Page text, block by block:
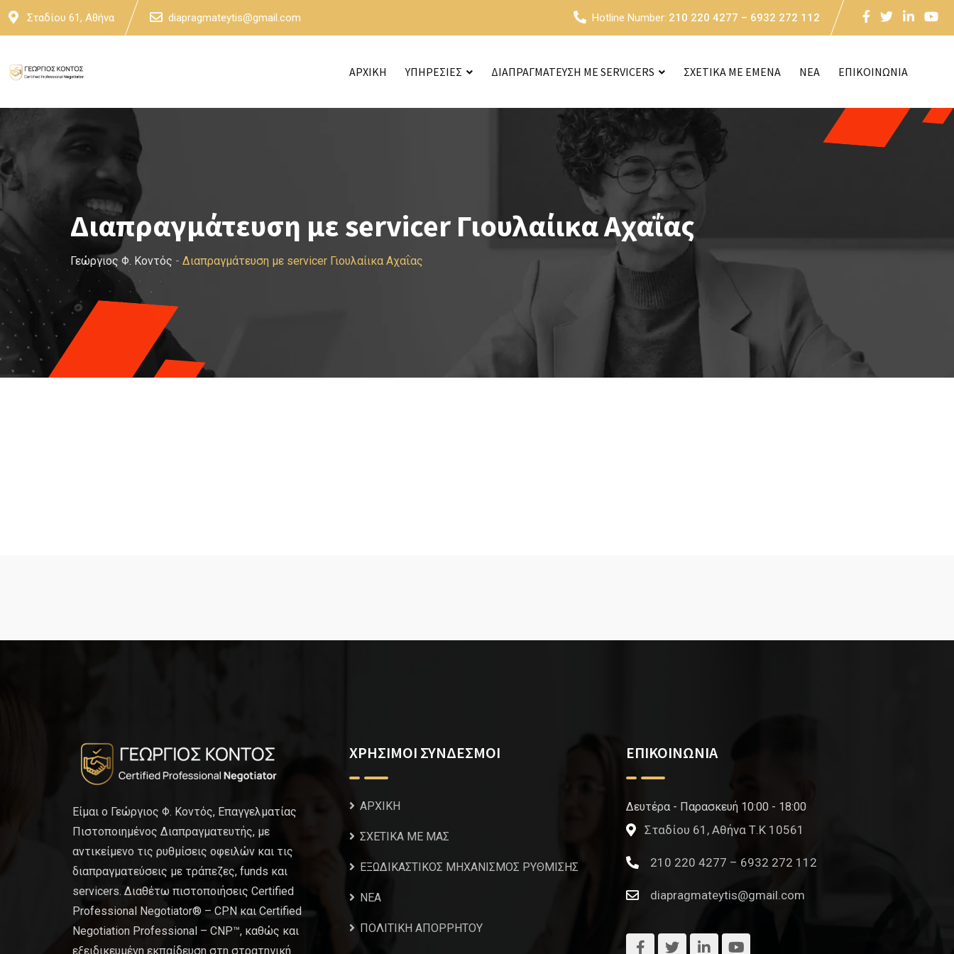
Skip
Σταδίου 61, Αθήνα diapragmateytis@gmail.com Hotline Number: 210 220 4277 – 6932 272 112
ΑΡΧΙΚΗ ΥΠΗΡΕΣΙΕΣ ΔΙΑΠΡΑΓΜΑΤΕΥΣΗ ΜΕ SERVICERS ΣΧΕΤΙΚΑ ΜΕ ΕΜΕΝΑ NEA ΕΠΙΚΟΙΝΩΝΙΑ
Διαπραγμάτευση με servicer Γιουλαίικα Αχαΐας
Γεώργιος Φ. Κοντός - Διαπραγμάτευση με servicer Γιουλαίικα Αχαΐας
Είμαι ο Γεώργιος Φ. Κοντός, Επαγγελματίας
Πιστοποιημένος Διαπραγματευτής, με
αντικείμενο τις ρυθμίσεις οφειλών και τις
διαπραγματεύσεις με τράπεζες, funds και
servicers. Διαθέτω πιστοποιήσεις Certified
Professional Negotiator® – CPN και Certified
Negotiation Professional – CNP™, καθώς και
εξειδικευμένη εκπαίδευση στη στρατηγική
ΧΡΗΣΙΜΟΙ ΣΥΝΔΕΣΜΟΙ
ΑΡΧΙΚΗ
ΣΧΕΤΙΚΑ ΜΕ ΜΑΣ
ΕΞΩΔΙΚΑΣΤΙΚΟΣ ΜΗΧΑΝΙΣΜΟΣ ΡΥΘΜΙΣΗΣ
NEA
ΠΟΛΙΤΙΚΗ ΑΠΟΡΡΗΤΟΥ
ΕΠΙΚΟΙΝΩΝΙΑ
Δευτέρα - Παρασκευή 10:00 - 18:00
Σταδίου 61, Αθήνα Τ.Κ 10561
210 220 4277 – 6932 272 112
diapragmateytis@gmail.com